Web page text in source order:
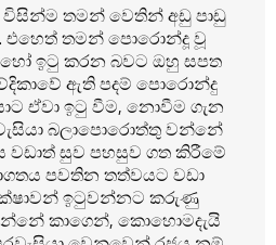
විසින්ම තමන් වෙතින් අඩු පාඩු
එහෙත් තමන් පොරොන්දූ වූ
ඉ‍ටු කරන බවට ඔහු සපත
ඇති පදම් පොරොන්දු
ඒවා ඉ‍ටු වීම, නොවීම ගැන
බලාපොරොත්තු වන්නේ
වඩාත් සුව පහසුව ගත කිරීමේ
පවතින තත්වයට වඩා
ඉටුවන්නට කරුණු
කාගෙන්, කොහොමදැයි